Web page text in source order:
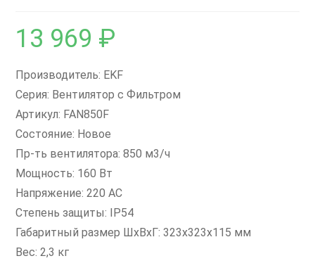
13 969 ₽
Производитель: EKF
Серия: Вентилятор с Фильтром
Артикул: FAN850F
Состояние: Новое
Пр-ть вентилятора: 850 м3/ч
Мощность: 160 Вт
Напряжение: 220 AC
Степень защиты: IP54
Габаритный размер ШхВхГ: 323x323x115 мм
Вес: 2,3 кг